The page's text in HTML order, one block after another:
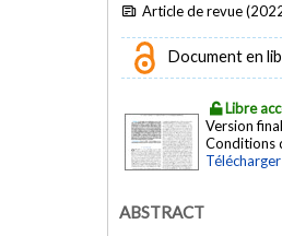
Article de revue
Document en
Libre
Version
Conditions
ABSTRACT